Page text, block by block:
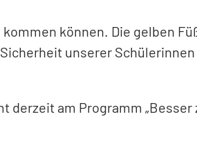
können. Die gelben
unserer
am Programm „Besser